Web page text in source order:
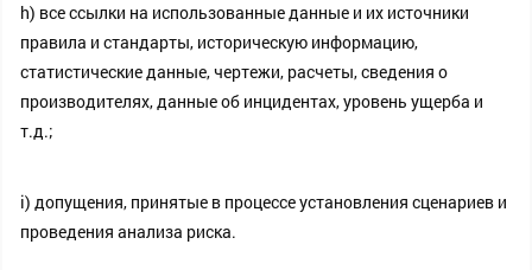
h) все ссылки на использованные данные и их источники
правила и стандарты, историческую информацию,
статистические данные, чертежи, расчеты, сведения о
производителях, данные об инцидентах, уровень ущерба и
т.д.;
i) допущения, принятые в процессе установления сценариев и
проведения анализа риска.